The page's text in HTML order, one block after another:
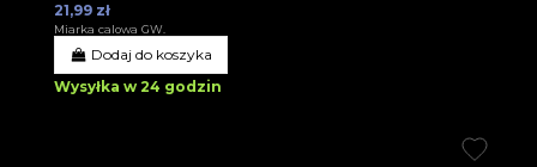
21,99 zł
Miarka calowa GW.
Dodaj do koszyka
Wysyłka w 24 godzin